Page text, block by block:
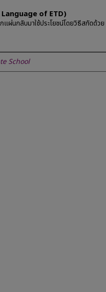
of ETD)
ผ่นกลับมาใช้ประโยชน์โดยวิธีสกัดด้วย
School